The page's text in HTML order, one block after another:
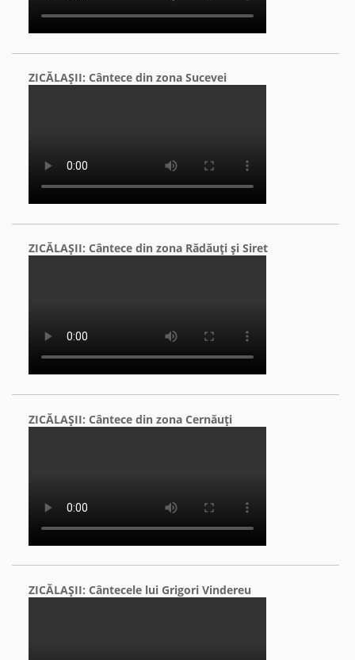
ZICĂLAŞII: Cântece din zona Sucevei
ZICĂLAŞII: Cântece din zona Rădăuţi şi Siret
ZICĂLAŞII: Cântece din zona Cernăuţi
ZICĂLAŞII: Cântecele lui Grigori Vindereu